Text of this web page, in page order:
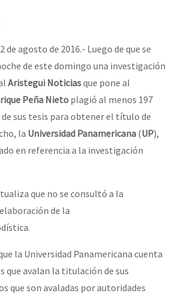
de agosto de 2016.- Luego de que se
de este domingo una investigación
Aristegui Noticiasque pone al
Peña Nietoplagió al menos 197
sus tesis para obtener el título de
la Universidad Panamericana (UP),
en referencia a la investigación
que no se consultó a la
de la
la Universidad Panamericana cuenta
que avalan la titulación de sus
que son avaladas por autoridades